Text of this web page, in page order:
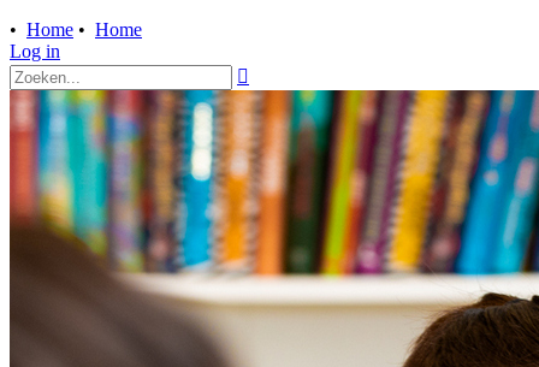
• Home • Home
Log in
